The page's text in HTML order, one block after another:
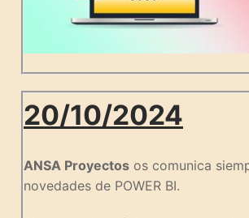
20/10/2024
ANSA Proyectos os comunica
novedades de POWER BI.